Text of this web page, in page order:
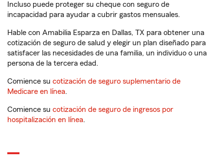
Incluso puede proteger su cheque con seguro de
incapacidad para ayudar a cubrir gastos mensuales.
Hable con Amabilia Esparza en Dallas, TX para obtener una
cotización de seguro de salud y elegir un plan diseñado para
satisfacer las necesidades de una familia, un individuo o una
persona de la tercera edad.
Comience su cotización de seguro suplementario de
Medicare en línea.
Comience su cotización de seguro de ingresos por
hospitalización en línea.